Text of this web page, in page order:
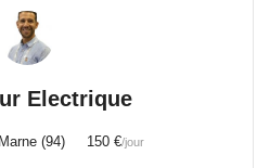
Electrique
(94) 150 €/jour